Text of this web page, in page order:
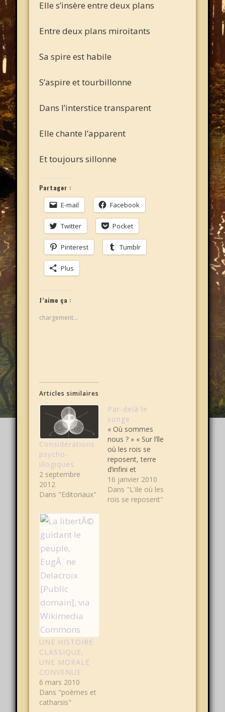
Elle s’insère entre deux plans
Entre deux plans miroitants
Sa spire est habile
S’aspire et tourbillonne
Dans l’interstice transparent
Elle chante l’apparent
Et toujours sillonne
Partager :
E-mail Facebook
Twitter Pocket
Pinterest Tumblr
Plus
J’aime ça :
chargement…
Articles similaires
Considérations
psycho-
illogiques
2 septembre
2012
Dans "Editoriaux"
Par-delà le
songe
« Où sommes
nous ? » « Sur l’île
où les rois se
reposent, terre
d’infini et
d’impossible »
Ainsi répondit la
chenille sur un
16 janvier 2010
Dans "L'ile où les
rois se reposent"
UNE HISTOIRE
CLASSIQUE,
UNE MORALE
CONVENUE
6 mars 2010
Dans "poèmes et
catharsis"